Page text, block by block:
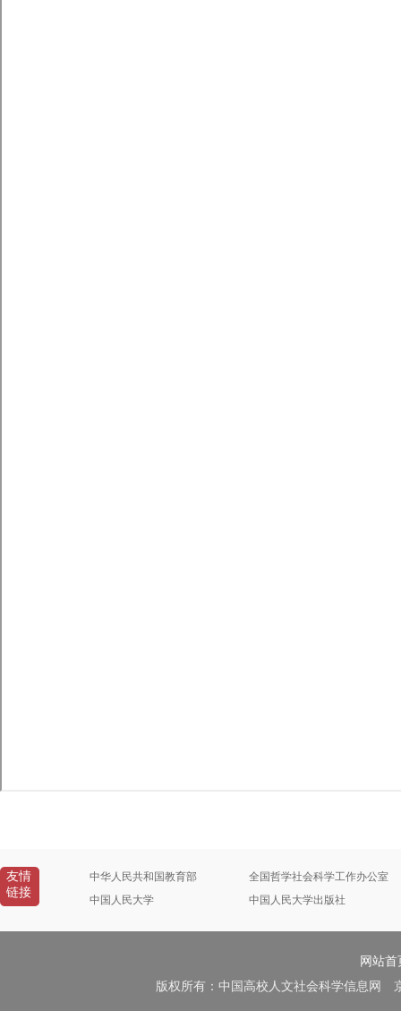
友情
链接
中华人民共和国教育部
全国哲学社会科学工作办公室
中国人民大学
中国人民大学出版社
网站首
版权所有：中国高校人文社会科学信息网